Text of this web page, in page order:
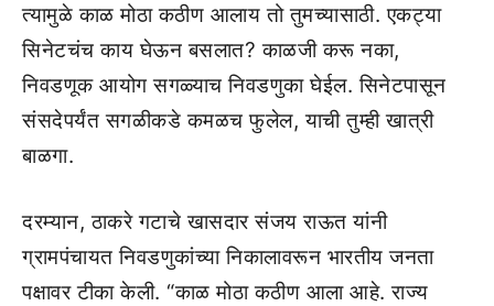
त्यामुळे काळ मोठा कठीण आलाय तो तुमच्यासाठी. एकट्या
सिनेटचंच काय घेऊन बसलात? काळजी करू नका,
निवडणूक आयोग सगळ्याच निवडणुका घेईल. सिनेटपासून
संसदेपर्यंत सगळीकडे कमळच फुलेल, याची तुम्ही खात्री
बाळगा.
दरम्यान, ठाकरे गटाचे खासदार संजय राऊत यांनी
ग्रामपंचायत निवडणुकांच्या निकालावरून भारतीय जनता
पक्षावर टीका केली. “काळ मोठा कठीण आला आहे. राज्य